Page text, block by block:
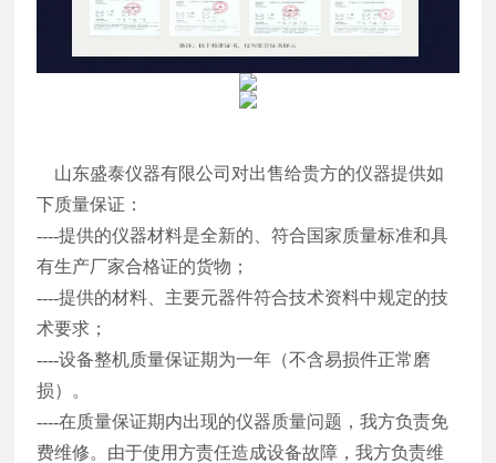
山东盛泰仪器有限公司对出售给贵方的仪器提供如
下质量保证：
----提供的仪器材料是全新的、符合国家质量标准和具
有生产厂家合格证的货物；
----提供的材料、主要元器件符合技术资料中规定的技
术要求；
----设备整机质量保证期为一年（不含易损件正常磨
损）。
----在质量保证期内出现的仪器质量问题，我方负责免
费维修。由于使用方责任造成设备故障，我方负责维